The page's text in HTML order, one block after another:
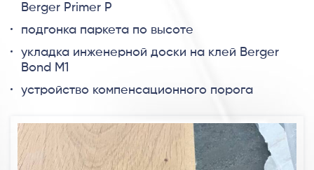
Berger Primer P
подгонка паркета по высоте
укладка инженерной доски на клей Berger
Bond M1
устройство компенсационного порога